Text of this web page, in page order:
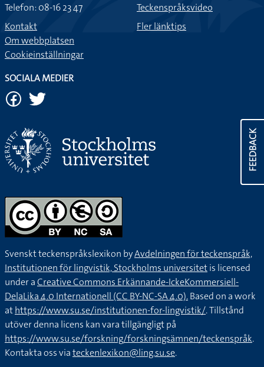
FEEDBACK
Telefon: 08-16 23 47
Kontakt
Om webbplatsen
Cookieinställningar
Teckenspråksvideo
Fler länktips
SOCIALA MEDIER
Svenskt teckenspråkslexikon byAvdelningen för teckenspråk,
Institutionen för lingvistik, Stockholms universitetis licensed
under aCreative Commons Erkännande-IckeKommersiell-
DelaLika 4.0 Internationell (CC BY-NC-SA 4.0).Based on a work
athttps://www.su.se/institutionen-for-lingvistik/. Tillstånd
utöver denna licens kan vara tillgängligt på
https://www.su.se/forskning/forskningsämnen/teckenspråk.
Kontakta oss viateckenlexikon@ling.su.se.